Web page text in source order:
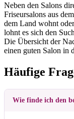
Neben den Salons
Friseursalons aus
dem Land wohnt
lohnt es sich den
Die Übersicht der
einen guten Salon in
Häufige
Wie finde ich den